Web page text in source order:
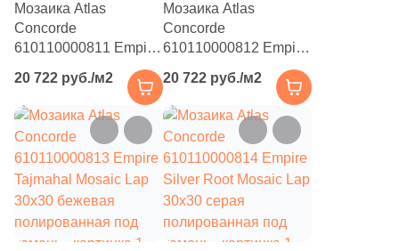
31.5x20.6 (
31x20 (1)
31.5x31.5 (
33.3x33.3 (2)
33.3x8 (5)
33x33 (
33x8 (1)
Мозаика Atlas
Concorde
610110000811 Empire
Statuario Mosaic Lap
30x30 бежевая
полированная под
20 722 руб./м2
Мозаика Atlas
Concorde
610110000812 Empire
30x30 бежевая
полированная под
20 722 руб./м2